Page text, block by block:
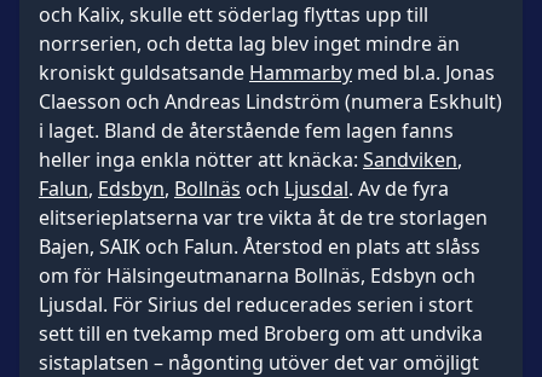
och Kalix, skulle ett söderlag flyttas upp till
norrserien, och detta lag blev inget mindre än
kroniskt guldsatsande Hammarby med bl.a. Jonas
Claesson och Andreas Lindström (numera Eskhult)
i laget. Bland de återstående fem lagen fanns
heller inga enkla nötter att knäcka: Sandviken,
Falun, Edsbyn, Bollnäs och Ljusdal. Av de fyra
elitserieplatserna var tre vikta åt de tre storlagen
Bajen, SAIK och Falun. Återstod en plats att slåss
om för Hälsingeutmanarna Bollnäs, Edsbyn och
Ljusdal. För Sirius del reducerades serien i stort
sett till en tvekamp med Broberg om att undvika
sistaplatsen – någonting utöver det var omöjligt